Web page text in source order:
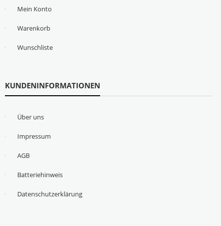
Mein Konto
Warenkorb
Wunschliste
KUNDENINFORMATIONEN
Über uns
Impressum
AGB
Batteriehinweis
Datenschutzerklärung